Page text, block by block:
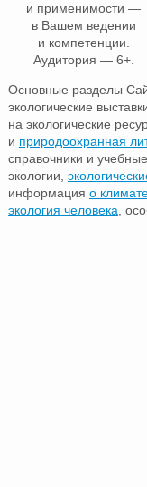
и применимости —
в Вашем ведении
и компетенции.
Аудитория — 6+.
Основные разделы
экологические
на экологические
и природоохранная
справочники и
экологии,
информация о
экология человека,